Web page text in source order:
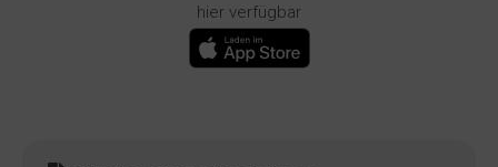
hier verfügbar